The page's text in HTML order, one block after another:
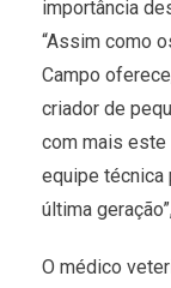
importância
“Assim como
Campo
criador de
com mais este
equipe técnica
última
O médico